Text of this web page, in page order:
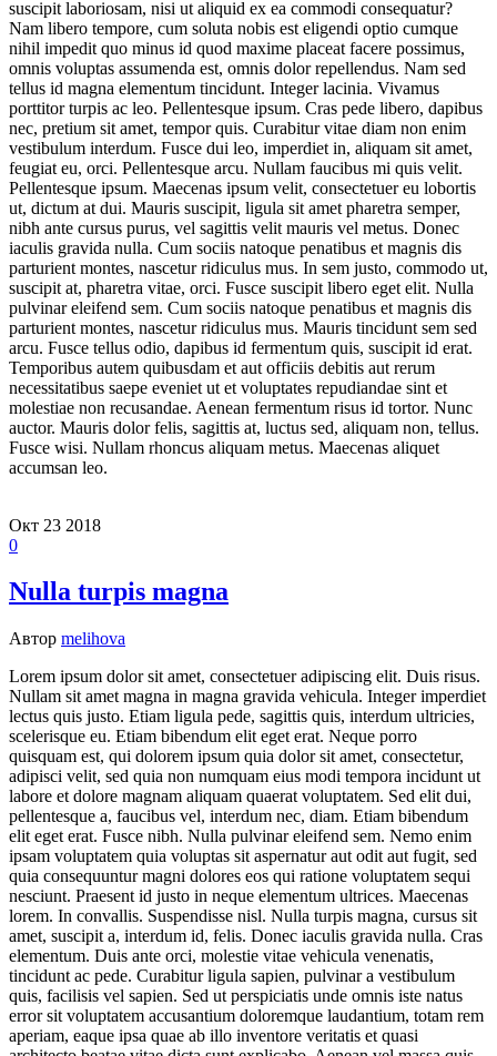
suscipit laboriosam, nisi ut aliquid ex ea commodi consequatur?
Nam libero tempore, cum soluta nobis est eligendi optio cumque
nihil impedit quo minus id quod maxime placeat facere possimus,
omnis voluptas assumenda est, omnis dolor repellendus. Nam sed
tellus id magna elementum tincidunt. Integer lacinia. Vivamus
porttitor turpis ac leo. Pellentesque ipsum. Cras pede libero, dapibus
nec, pretium sit amet, tempor quis. Curabitur vitae diam non enim
vestibulum interdum. Fusce dui leo, imperdiet in, aliquam sit amet,
feugiat eu, orci. Pellentesque arcu. Nullam faucibus mi quis velit.
Pellentesque ipsum. Maecenas ipsum velit, consectetuer eu lobortis
ut, dictum at dui. Mauris suscipit, ligula sit amet pharetra semper,
nibh ante cursus purus, vel sagittis velit mauris vel metus. Donec
iaculis gravida nulla. Cum sociis natoque penatibus et magnis dis
parturient montes, nascetur ridiculus mus. In sem justo, commodo ut,
suscipit at, pharetra vitae, orci. Fusce suscipit libero eget elit. Nulla
pulvinar eleifend sem. Cum sociis natoque penatibus et magnis dis
parturient montes, nascetur ridiculus mus. Mauris tincidunt sem sed
arcu. Fusce tellus odio, dapibus id fermentum quis, suscipit id erat.
Temporibus autem quibusdam et aut officiis debitis aut rerum
necessitatibus saepe eveniet ut et voluptates repudiandae sint et
molestiae non recusandae. Aenean fermentum risus id tortor. Nunc
auctor. Mauris dolor felis, sagittis at, luctus sed, aliquam non, tellus.
Fusce wisi. Nullam rhoncus aliquam metus. Maecenas aliquet
accumsan leo.
Окт 23 2018
0
Nulla turpis magna
Автор melihova
Lorem ipsum dolor sit amet, consectetuer adipiscing elit. Duis risus.
Nullam sit amet magna in magna gravida vehicula. Integer imperdiet
lectus quis justo. Etiam ligula pede, sagittis quis, interdum ultricies,
scelerisque eu. Etiam bibendum elit eget erat. Neque porro
quisquam est, qui dolorem ipsum quia dolor sit amet, consectetur,
adipisci velit, sed quia non numquam eius modi tempora incidunt ut
labore et dolore magnam aliquam quaerat voluptatem. Sed elit dui,
pellentesque a, faucibus vel, interdum nec, diam. Etiam bibendum
elit eget erat. Fusce nibh. Nulla pulvinar eleifend sem. Nemo enim
ipsam voluptatem quia voluptas sit aspernatur aut odit aut fugit, sed
quia consequuntur magni dolores eos qui ratione voluptatem sequi
nesciunt. Praesent id justo in neque elementum ultrices. Maecenas
lorem. In convallis. Suspendisse nisl. Nulla turpis magna, cursus sit
amet, suscipit a, interdum id, felis. Donec iaculis gravida nulla. Cras
elementum. Duis ante orci, molestie vitae vehicula venenatis,
tincidunt ac pede. Curabitur ligula sapien, pulvinar a vestibulum
quis, facilisis vel sapien. Sed ut perspiciatis unde omnis iste natus
error sit voluptatem accusantium doloremque laudantium, totam rem
aperiam, eaque ipsa quae ab illo inventore veritatis et quasi